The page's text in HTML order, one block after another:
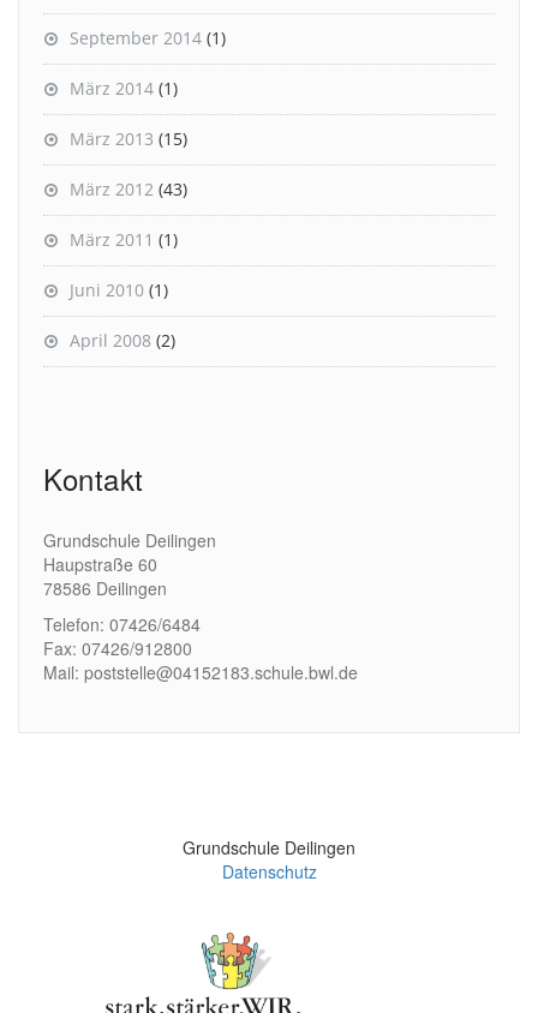
September 2014 (1)
März 2014 (1)
März 2013 (15)
März 2012 (43)
März 2011 (1)
Juni 2010 (1)
April 2008 (2)
Kontakt
Grundschule Deilingen
Haupstraße 60
78586 Deilingen
Telefon: 07426/6484
Fax: 07426/912800
Mail: poststelle@04152183.schule.bwl.de
Grundschule Deilingen
Datenschutz